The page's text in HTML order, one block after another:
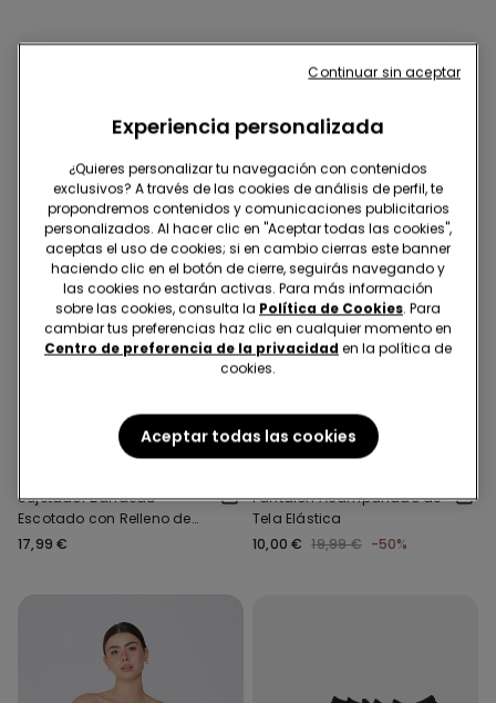
2ª unidad al -50%
Sujetador Bandeau
Escotado con Relleno de
Microfibra Reciclada
17,99 €
-50%
Pantalón Acampanado de
Tela Elástica
10,00 € 19,99 € -50%
Experiencia personalizada
¿Quieres personalizar tu navegación con contenidos
exclusivos? A través de las cookies de análisis de perfil, te
propondremos contenidos y comunicaciones publicitarios
personalizados. Al hacer clic en "Aceptar todas las cookies",
aceptas el uso de cookies; si en cambio cierras este banner
haciendo clic en el botón de cierre, seguirás navegando y
las cookies no estarán activas. Para más información
sobre las cookies, consulta la Política de Cookies. Para
cambiar tus preferencias haz clic en cualquier momento en
Centro de preferencia de la privacidad en la política de
cookies.
Aceptar todas las cookies
Continuar sin aceptar